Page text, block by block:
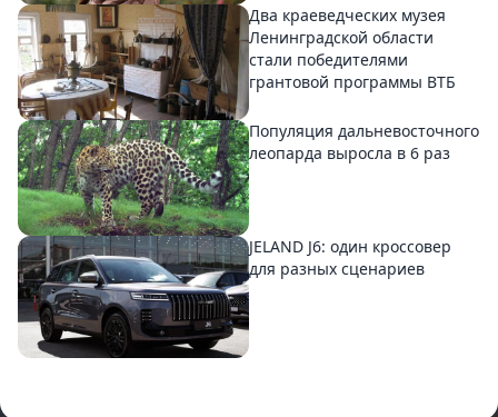
Два краеведческих музея
Ленинградской области
стали победителями
грантовой программы ВТБ
Популяция дальневосточного
леопарда выросла в 6 раз
JELAND J6: один кроссовер
для разных сценариев